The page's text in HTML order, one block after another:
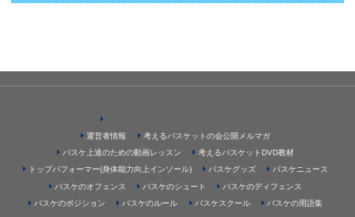
運営者情報
考えるバスケットの会公開メルマガ
バスケ上達のための動画レッスン
考えるバスケットDVD教材
トップパフォーマー(身体能力向上インソール)
バスケグッズ
バスケニュース
バスケのオフェンス
バスケのシュート
バスケのディフェンス
バスケのポジション
バスケのルール バスケスクール バスケの用語集